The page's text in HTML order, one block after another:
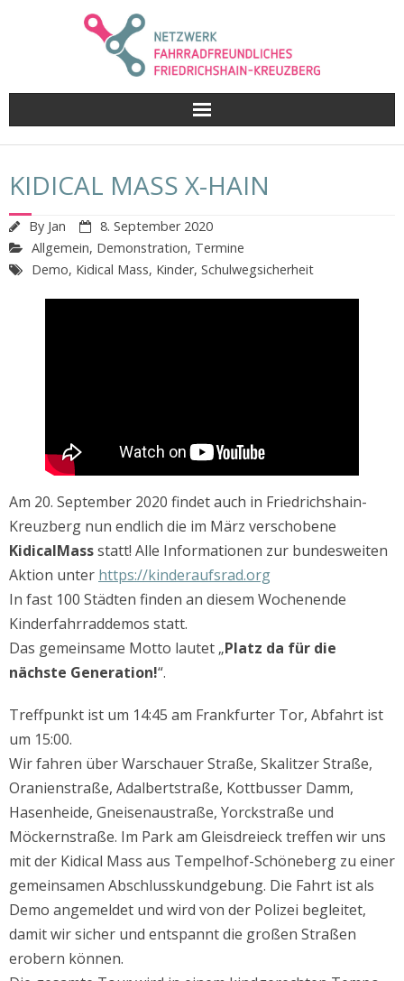
KIDICAL MASS X-HAIN
By Jan
8. September 2020
Allgemein, Demonstration, Termine
Demo, Kidical Mass, Kinder, Schulwegsicherheit
Am 20. September 2020 findet auch in Friedrichshain-
Kreuzberg nun endlich die im März verschobene
KidicalMassstatt! Alle Informationen zur bundesweiten
Aktion unter https://kinderaufsrad.org
In fast 100 Städten finden an diesem Wochenende
Kinderfahrraddemos statt.
Das gemeinsame Motto lautet „Platz da für die
nächste Generation!“.
Treffpunkt ist um 14:45 am Frankfurter Tor, Abfahrt ist
um 15:00.
Wir fahren über Warschauer Straße, Skalitzer Straße,
Oranienstraße, Adalbertstraße, Kottbusser Damm,
Hasenheide, Gneisenaustraße, Yorckstraße und
Möckernstraße. Im Park am Gleisdreieck treffen wir uns
mit der Kidical Mass aus Tempelhof-Schöneberg zu einer
gemeinsamen Abschlusskundgebung. Die Fahrt ist als
Demo angemeldet und wird von der Polizei begleitet,
damit wir sicher und entspannt die großen Straßen
erobern können.